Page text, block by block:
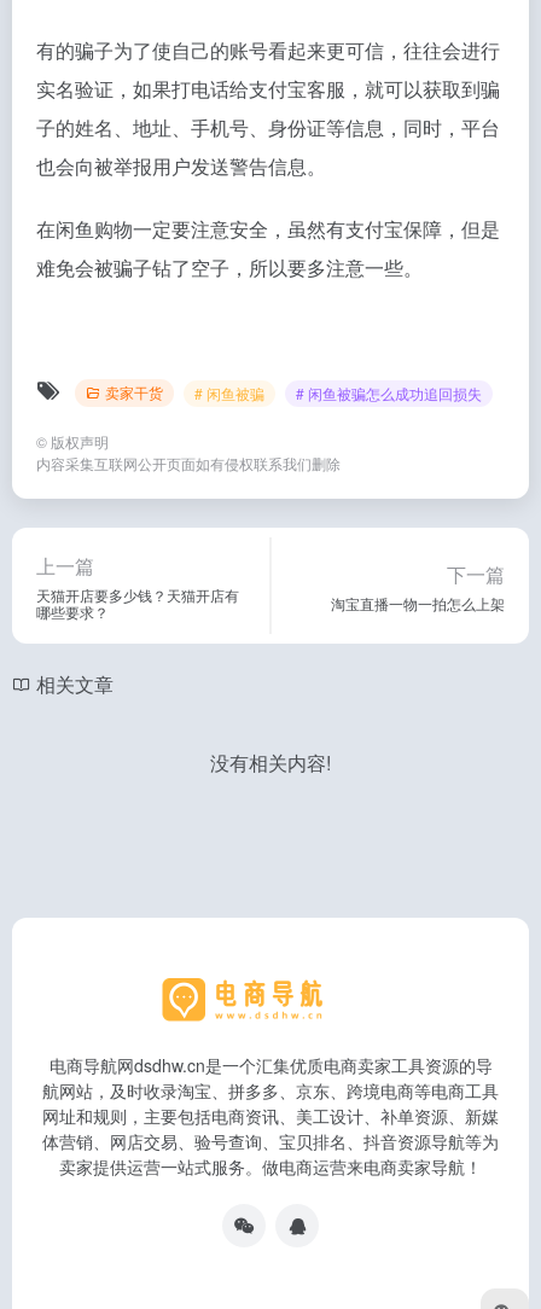
有的骗子为了使自己的账号看起来更可信，往往会进行
实名验证，如果打电话给支付宝客服，就可以获取到骗
子的姓名、地址、手机号、身份证等信息，同时，平台
也会向被举报用户发送警告信息。
在闲鱼购物一定要注意安全，虽然有支付宝保障，但是
难免会被骗子钻了空子，所以要多注意一些。
卖家干货 # 闲鱼被骗 # 闲鱼被骗怎么成功追回损失
© 版权声明
内容采集互联网公开页面如有侵权联系我们删除
上一篇
天猫开店要多少钱？天猫开店有
哪些要求？
下一篇
淘宝直播一物一拍怎么上架
相关文章
没有相关内容!
电商导航网dsdhw.cn是一个汇集优质电商卖家工具资源的导
航网站，及时收录淘宝、拼多多、京东、跨境电商等电商工具
网址和规则，主要包括电商资讯、美工设计、补单资源、新媒
体营销、网店交易、验号查询、宝贝排名、抖音资源导航等为
卖家提供运营一站式服务。做电商运营来电商卖家导航！